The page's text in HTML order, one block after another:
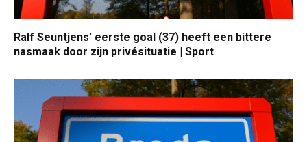
Ralf Seuntjens’ eerste goal (37) heeft een bittere
nasmaak door zijn privésituatie | Sport